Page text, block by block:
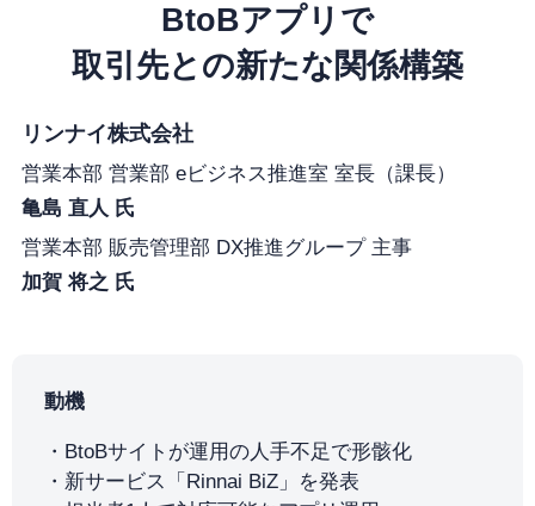
BtoBアプリで
取引先との新たな関係構築
リンナイ株式会社
営業本部 営業部 eビジネス推進室 室長（課長）
亀島 直人 氏
営業本部 販売管理部 DX推進グループ 主事
加賀 将之 氏
動機
BtoBサイトが運用の人手不足で形骸化
新サービス「Rinnai BiZ」を発表